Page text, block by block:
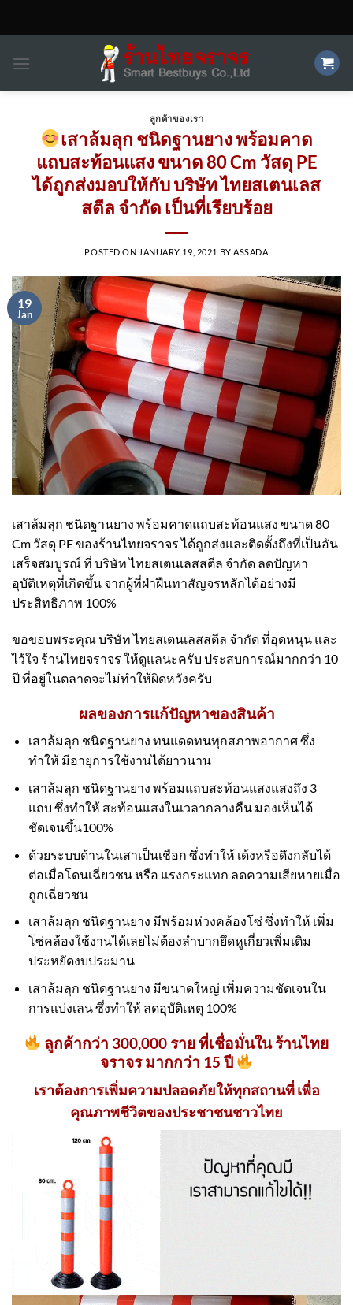
ลูกค้าของเรา
เสาล้มลุก ชนิดฐานยาง พร้อมคาด
แถบสะท้อนแสง ขนาด 80 Cm วัสดุ PE
ได้ถูกส่งมอบให้กับ บริษัท ไทยสเตนเลส
สตีล จำกัด เป็นที่เรียบร้อย
POSTED ON JANUARY 19, 2021 BY ASSADA
19
Jan
เสาล้มลุก ชนิดฐานยาง พร้อมคาดแถบสะท้อนแสง ขนาด 80
Cm วัสดุ PE ของร้านไทยจราจร ได้ถูกส่งและติดตั้งถึงที่เป็นอัน
เสร็จสมบูรณ์ ที่ บริษัท ไทยสเตนเลสสตีล จำกัด ลดปัญหา
อุบัติเหตุที่เกิดขึ้น จากผู้ที่ฝ่าฝืนทาสัญจรหลักได้อย่างมี
ประสิทธิภาพ 100%
ขอขอบพระคุณ บริษัท ไทยสเตนเลสสตีล จำกัด ที่อุดหนุน และ
ไว้ใจ ร้านไทยจราจร ให้ดูแลนะครับ ประสบการณ์มากกว่า 10
ปี ที่อยู่ในตลาดจะไม่ทำให้ผิดหวังครับ
ผลของการแก้ปัญหาของสินค้า
เสาล้มลุก ชนิดฐานยาง ทนแดดทนทุกสภาพอากาศ ซึ่ง
ทำให้ มีอายุการใช้งานได้ยาวนาน
เสาล้มลุก ชนิดฐานยาง พร้อมแถบสะท้อนแสงแสงถึง 3
แถบ ซึ่งทำให้ สะท้อนแสงในเวลากลางคืน มองเห็นได้
ชัดเจนขึ้น100%
ด้วยระบบด้านในเสาเป็นเชือก ซึ่งทำให้ เด้งหรือดึงกลับได้
ต่อเมื่อโดนเฉี่ยวชน หรือ แรงกระแทก ลดความเสียหายเมื่อ
ถูกเฉี่ยวชน
เสาล้มลุก ชนิดฐานยาง มีพร้อมห่วงคล้องโซ่ ซึ่งทำให้ เพิ่ม
โซ่คล้องใช้งานได้เลยไม่ต้องลำบากยึดหูเกี่ยวเพิ่มเติม
ประหยัดงบประมาน
เสาล้มลุก ชนิดฐานยาง มีขนาดใหญ่ เพิ่มความชัดเจนใน
การแบ่งเลน ซึ่งทำให้ ลดอุบัติเหตุ 100%
ลูกค้ากว่า 300,000 ราย ที่เชื่อมั่นใน ร้านไทย
จราจร มากกว่า 15 ปี
เราต้องการเพิ่มความปลอดภัยให้ทุกสถานที่ เพื่อ
คุณภาพชีวิตของประชาชนชาวไทย